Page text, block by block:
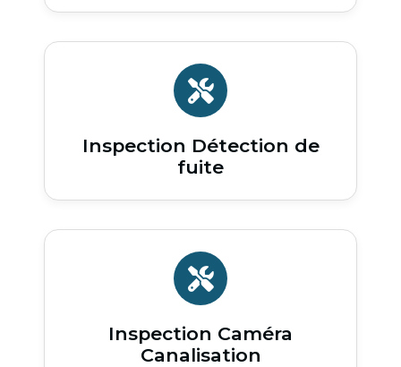
Inspection Détection de
fuite
Inspection Caméra
Canalisation